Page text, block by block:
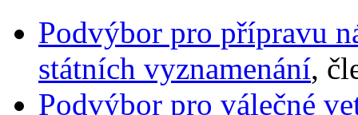
Podvýbor pro přípravu
státních vyznamenání,
Podvýbor pro válečné